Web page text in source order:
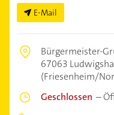
E-Mail
Bürgermeister-
67063
(Friesenheim/
Geschlossen –